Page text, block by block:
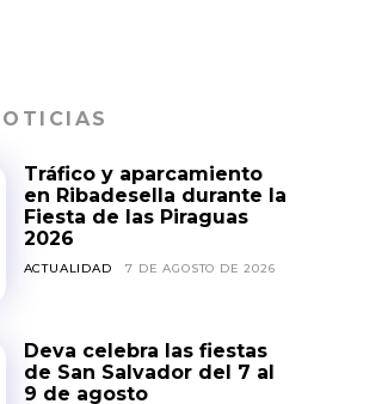
Tráfico y aparcamiento
en Ribadesella durante la
Fiesta de las Piraguas
2026
ACTUALIDAD 7 DE AGOSTO DE 2026
Deva celebra las fiestas
de San Salvador del 7 al
9 de agosto